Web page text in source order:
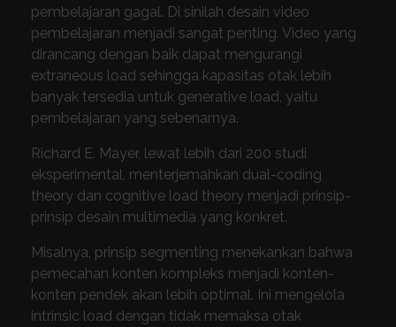
pembelajaran gagal. Di sinilah desain video
pembelajaran menjadi sangat penting. Video yang
dirancang dengan baik dapat mengurangi
extraneous load sehingga kapasitas otak lebih
banyak tersedia untuk generative load, yaitu
pembelajaran yang sebenarnya.
Richard E. Mayer, lewat lebih dari 200 studi
eksperimental, menterjemahkan dual-coding
theory dan cognitive load theory menjadi prinsip-
prinsip desain multimedia yang konkret.
Misalnya, prinsip segmenting menekankan bahwa
pemecahan konten kompleks menjadi konten-
konten pendek akan lebih optimal. Ini mengelola
intrinsic load dengan tidak memaksa otak